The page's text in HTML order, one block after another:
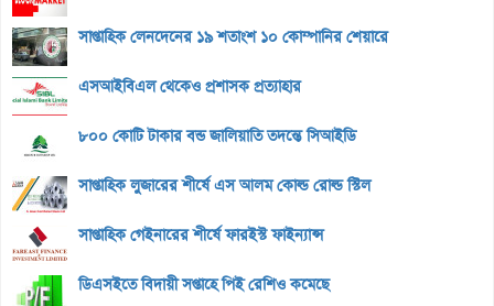
সাপ্তাহিক লেনদেনের ১৯ শতাংশ ১০ কোম্পানির শেয়ারে
এসআইবিএল থেকেও প্রশাসক প্রত্যাহার
৮০০ কোটি টাকার বন্ড জালিয়াতি তদন্তে সিআইডি
সাপ্তাহিক লুজারের শীর্ষে এস আলম কোল্ড রোল্ড স্টিল
সাপ্তাহিক গেইনারের শীর্ষে ফারইস্ট ফাইন্যান্স
ডিএসইতে বিদায়ী সপ্তাহে পিই রেশিও কমেছে